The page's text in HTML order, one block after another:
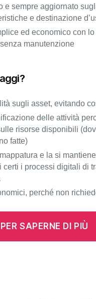
e sempre aggiornato
e destinazione
ed economico con
manutenzione​
sugli asset, evitando
delle attività
risorse disponibili
fatte)​
e la si
certi i processi digitali di
perché non
SAPERNE DI PIÙ